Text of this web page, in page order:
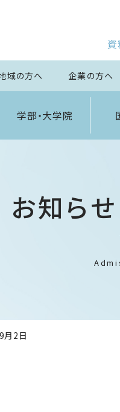
域の方へ 企業の方へ
学部・大学院
お知らせ
月2日